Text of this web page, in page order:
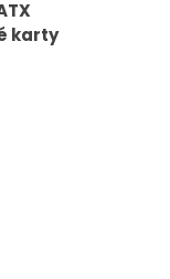
karty